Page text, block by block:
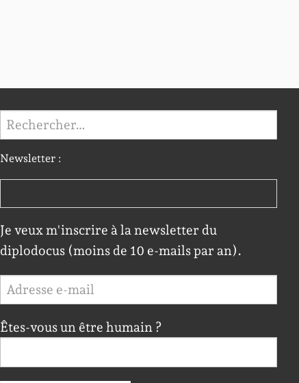
Rechercher :
Newsletter :
Je veux m'inscrire à la newsletter du
diplodocus (moins de 10 e-mails par an).
Êtes-vous un être humain ?